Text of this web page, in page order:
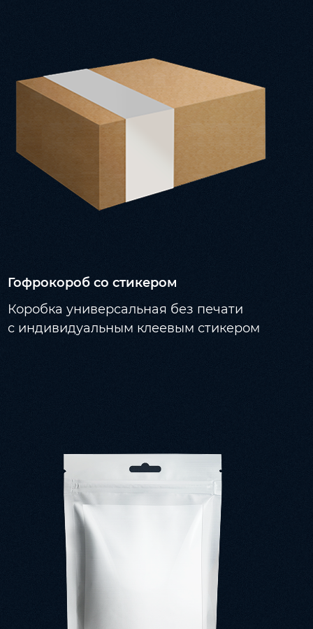
Гофрокороб со стикером
Коробка универсальная без печати
с индивидуальным клеевым стикером